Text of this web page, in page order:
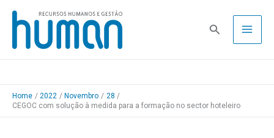
Skip
content
Pesquisa
Home 2022 Novembro
28
CEGOC com solução à medida para a formação no sector hoteleiro